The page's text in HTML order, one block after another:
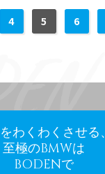
4 5 6
わくわくさせる、
至極のBMWは
BODENで